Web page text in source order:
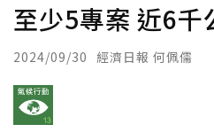
至少5專案 近6千
2024/09/30 經濟日報 何佩儒